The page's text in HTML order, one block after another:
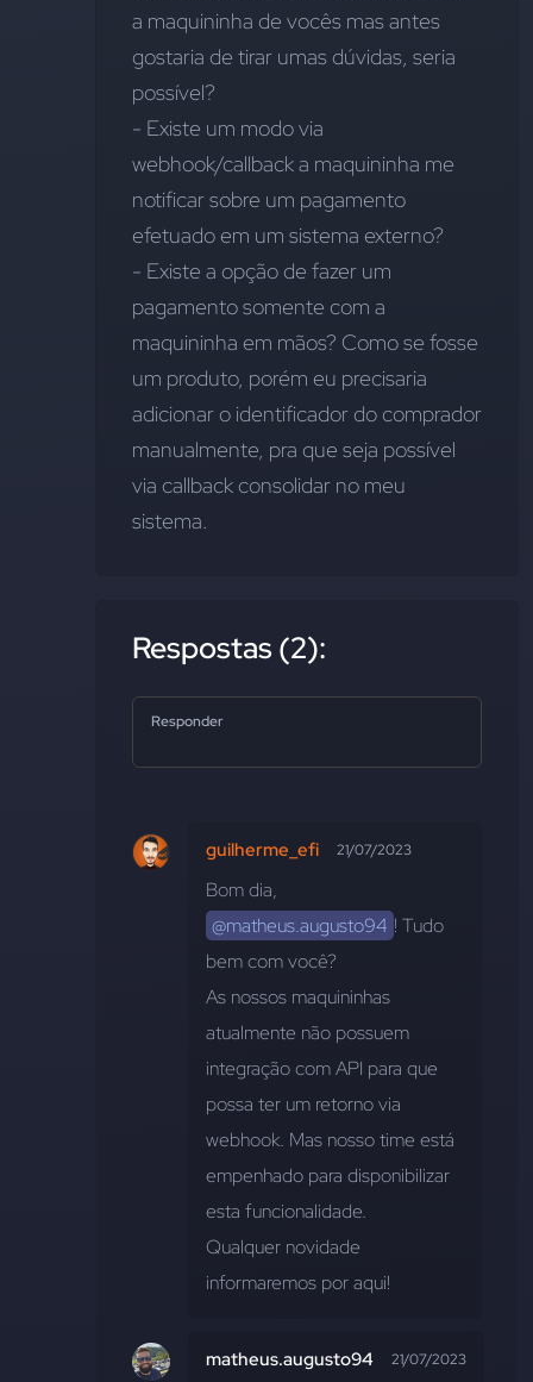
a maquininha de vocês mas antes
gostaria de tirar umas dúvidas, seria
possível?
- Existe um modo via
webhook/callback a maquininha me
notificar sobre um pagamento
efetuado em um sistema externo?
- Existe a opção de fazer um
pagamento somente com a
maquininha em mãos? Como se fosse
um produto, porém eu precisaria
adicionar o identificador do comprador
manualmente, pra que seja possível
via callback consolidar no meu
sistema.
Respostas (2):
Responder
guilherme_efi 21/07/2023
@matheus.augusto94 ! Tudo
bem com você?
As nossos maquininhas
atualmente não possuem
integração com API para que
possa ter um retorno via
webhook. Mas nosso time está
empenhado para disponibilizar
esta funcionalidade.
Qualquer novidade
informaremos por aqui!
matheus.augusto94 21/07/2023